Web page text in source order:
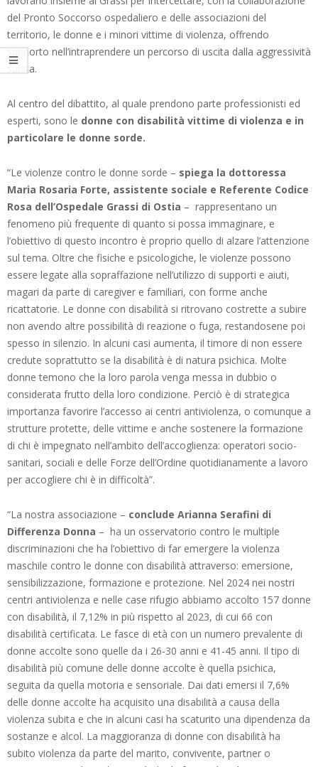
del Pronto Soccorso ospedaliero e delle associazioni del
territorio, le donne e i minori vittime di violenza, offrendo
supporto nell’intraprendere un percorso di uscita dalla aggressività
subita.
Al centro del dibattito, al quale prendono parte professionisti ed
esperti, sono le donne con disabilità vittime di violenza e in
particolare le donne sorde.
“Le violenze contro le donne sorde – spiega la dottoressa
Maria Rosaria Forte, assistente sociale e Referente Codice
Rosa dell’Ospedale Grassi di Ostia – rappresentano un
fenomeno più frequente di quanto si possa immaginare, e
l’obiettivo di questo incontro è proprio quello di alzare l’attenzione
sul tema. Oltre che fisiche e psicologiche, le violenze possono
essere legate alla sopraffazione nell’utilizzo di supporti e aiuti,
magari da parte di caregiver e familiari, con forme anche
ricattatorie. Le donne con disabilità si ritrovano costrette a subire
non avendo altre possibilità di reazione o fuga, restandosene poi
spesso in silenzio. In alcuni casi aumenta, il timore di non essere
credute soprattutto se la disabilità è di natura psichica. Molte
donne temono che la loro parola venga messa in dubbio o
considerata frutto della loro condizione. Perciò è di strategica
importanza favorire l’accesso ai centri antiviolenza, o comunque a
strutture protette, delle vittime e anche sostenere la formazione
di chi è impegnato nell’ambito dell’accoglienza: operatori socio-
sanitari, sociali e delle Forze dell’Ordine quotidianamente a lavoro
per accogliere chi è in difficoltà”.
“La nostra associazione – conclude Arianna Serafini di
Differenza Donna – ha un osservatorio contro le multiple
discriminazioni che ha l’obiettivo di far emergere la violenza
maschile contro le donne con disabilità attraverso: emersione,
sensibilizzazione, formazione e protezione. Nel 2024 nei nostri
centri antiviolenza e nelle case rifugio abbiamo accolto 157 donne
con disabilità, il 7,12% in più rispetto al 2023, di cui 66 con
disabilità certificata. Le fasce di età con un numero prevalente di
donne accolte sono quelle da i 26-30 anni e 41-45 anni. Il tipo di
disabilità più comune delle donne accolte è quella psichica,
seguita da quella motoria e sensoriale. Dai dati emersi il 7,6%
delle donne accolte ha acquisito una disabilità a causa della
violenza subita e che in alcuni casi ha scaturito una dipendenza da
sostanze e alcol. La maggioranza di donne con disabilità ha
subito violenza da parte del marito, convivente, partner o